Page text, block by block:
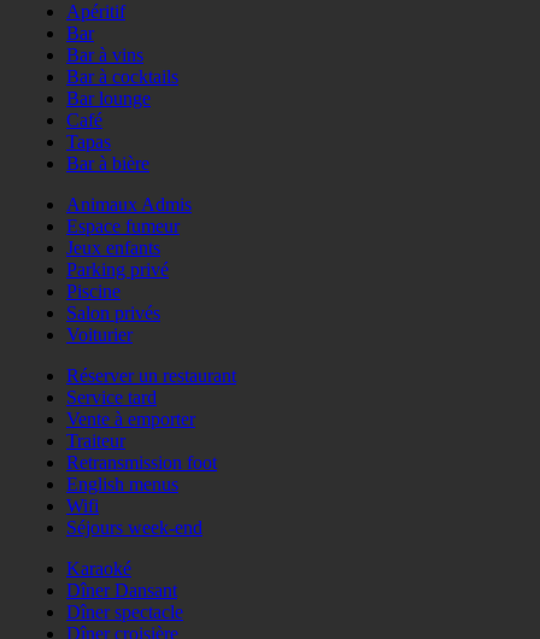
Apéritif
Bar
Bar à vins
Bar à cocktails
Bar lounge
Café
Tapas
Bar à bière
Animaux Admis
Espace fumeur
Jeux enfants
Parking privé
Piscine
Salon privés
Voiturier
Réserver un restaurant
Service tard
Vente à emporter
Traiteur
Retransmission foot
English menus
Wifi
Séjours week-end
Karaoké
Dîner Dansant
Dîner spectacle
Dîner croisière